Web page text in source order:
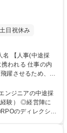
土日祝休み
仕事の内
躍させるため、経
、エンジニア採用
ー」を募集しま
の策定・実行：
ンジニアの中途採
経験） ◎経営陣に